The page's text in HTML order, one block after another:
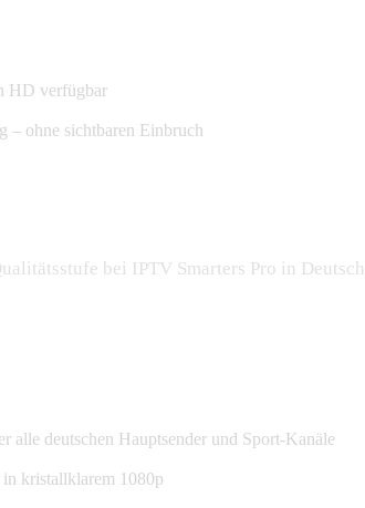
HD verfügbar
– ohne sichtbaren Einbruch
bei IPTV Smarters Pro in
alle deutschen Hauptsender und Sport-Kanäle
in kristallklarem 1080p